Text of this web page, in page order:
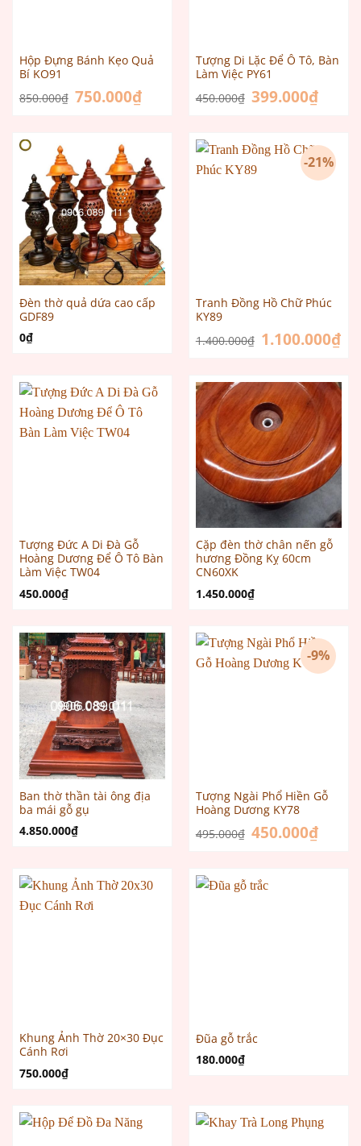
Hộp Đựng Bánh Kẹo Quả
Bí KO91
850.000₫ Giá
gốc
750.000₫Giá
hiện
Tượng Di Lặc Để Ô Tô, Bàn
Làm Việc PY61
450.000₫ Giá
gốc
399.000₫Giá
hiện
Đèn thờ quả dứa cao cấp
GDF89
0₫
-21%
Tranh Đồng Hồ Chữ Phúc
KY89
1.400.000₫ Giá
gốc
1.100.000₫Giá
Tượng Đức A Di Đà Gỗ
Hoàng Dương Để Ô Tô Bàn
Làm Việc TW04
450.000₫
Cặp đèn thờ chân nến gỗ
hương Đồng Kỵ 60cm
CN60XK
1.450.000₫
Ban thờ thần tài ông địa
ba mái gỗ gụ
4.850.000₫
-9%
Tượng Ngài Phổ Hiền Gỗ
Hoàng Dương KY78
495.000₫ Giá
gốc
450.000₫Giá
hiện
Khung Ảnh Thờ 20×30 Đục
Cánh Rơi
750.000₫
Đũa gỗ trắc
180.000₫